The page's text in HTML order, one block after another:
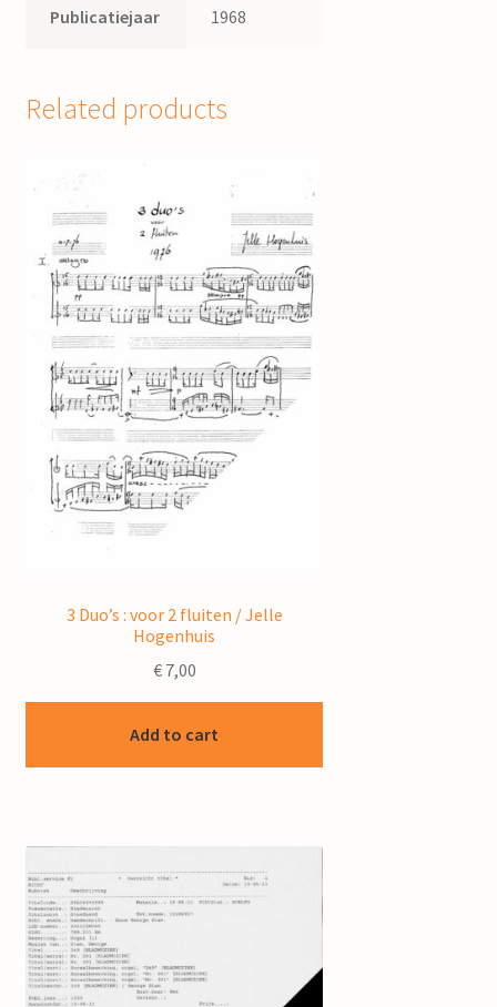
Publicatiejaar 1968
Related products
3 Duo’s : voor 2 fluiten / Jelle
Hogenhuis
€7,00
Add to cart